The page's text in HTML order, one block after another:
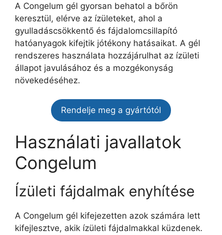
A Congelum gél gyorsan behatol a bőrön
keresztül, elérve az ízületeket, ahol a
gyulladáscsökkentő és fájdalomcsillapító
hatóanyagok kifejtik jótékony hatásaikat. A gél
rendszeres használata hozzájárulhat az ízületi
állapot javulásához és a mozgékonyság
növekedéséhez.
Rendelje meg a gyártótól
Használati javallatok
Congelum
Ízületi fájdalmak enyhítése
A Congelum gél kifejezetten azok számára lett
kifejlesztve, akik ízületi fájdalmakkal küzdenek.